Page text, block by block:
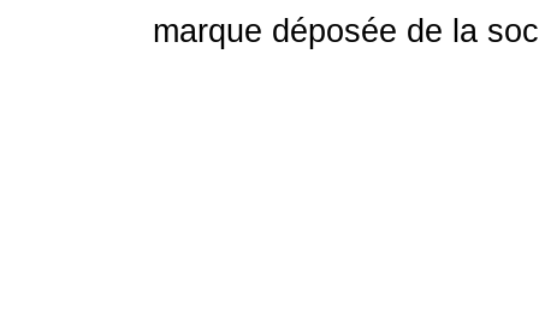
marque déposée de la